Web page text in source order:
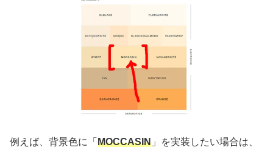
例えば、背景色に「 MOCCASIN 」を実装したい場合は、